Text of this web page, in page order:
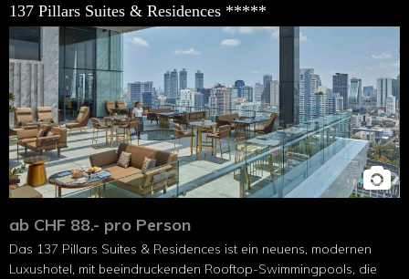
137 Pillars Suites & Residences *****
ab CHF 88.- pro Person
Das 137 Pillars Suites & Residences ist ein neuens, modernen
Luxushotel, mit beein­druckenden Rooftop-Swimmingpools, die